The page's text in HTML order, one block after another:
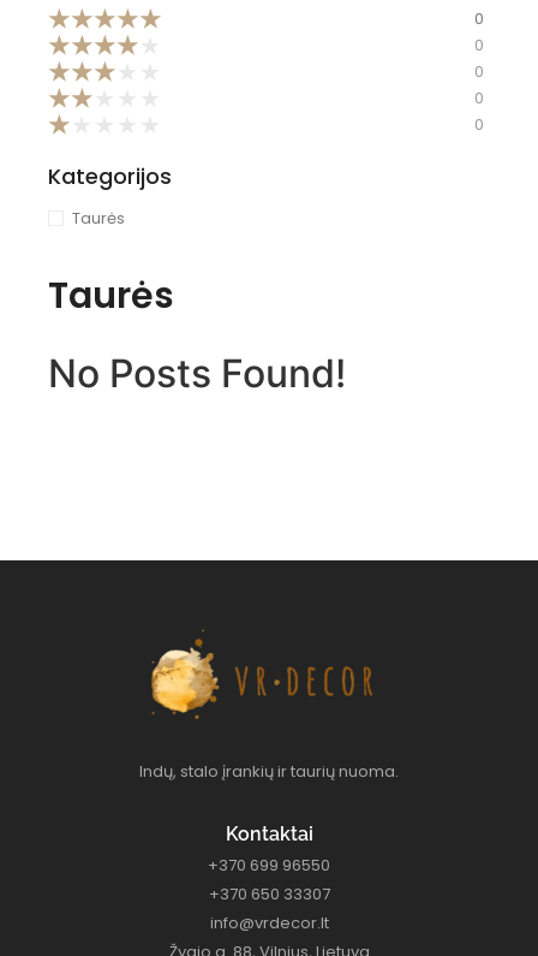
★★★★★ 0
★★★★ 0
★★★ 0
★★ 0
★ 0
Kategorijos
Taurės
Taurės
No Posts Found!
Indų, stalo įrankių ir taurių nuoma.
Kontaktai
+370 699 96550
+370 650 33307
info@vrdecor.lt